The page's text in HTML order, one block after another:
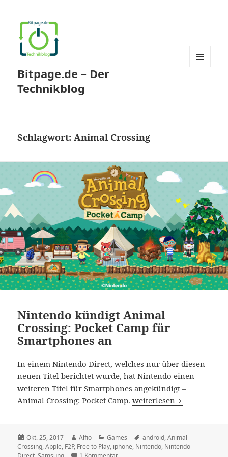
Bitpage.de – Der
Technikblog
Schlagwort:Animal Crossing
Nintendo kündigt Animal
Crossing: Pocket Camp für
Smartphones an
In einem Nintendo Direct, welches nur über diesen
neuen Titel berichtet wurde, hat Nintendo einen
weiteren Titel für Smartphones angekündigt –
Animal Crossing: Pocket Camp.Nintendo kündigt Animal
weiterlesen
Veröffentlicht
am
Okt. 25, 2017 Autor
Alfio Kategorien
Games Schlagwörter
android,Animal
Crossing,Apple, F2P, Free to Play, iphone, Nintendo, Nintendo
zu Nintendo kündigt Animal Crossing: